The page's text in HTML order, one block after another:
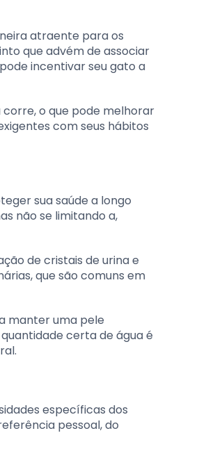
atraente para os
que advém de associar
incentivar seu gato a
corre, o que pode melhorar
com seus hábitos
sua saúde a longo
não se limitando a,
de cristais de urina e
que são comuns em
manter uma pele
certa de água é
específicas dos
pessoal, do